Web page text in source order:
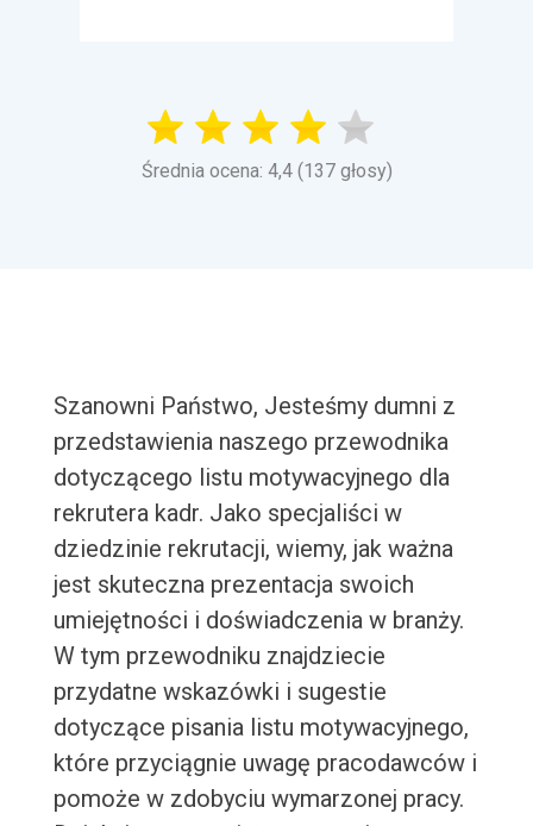
Średnia ocena: 4,4 (137 głosy)
Szanowni Państwo, Jesteśmy dumni z
przedstawienia naszego przewodnika
dotyczącego listu motywacyjnego dla
rekrutera kadr. Jako specjaliści w
dziedzinie rekrutacji, wiemy, jak ważna
jest skuteczna prezentacja swoich
umiejętności i doświadczenia w branży.
W tym przewodniku znajdziecie
przydatne wskazówki i sugestie
dotyczące pisania listu motywacyjnego,
które przyciągnie uwagę pracodawców i
pomoże w zdobyciu wymarzonej pracy.